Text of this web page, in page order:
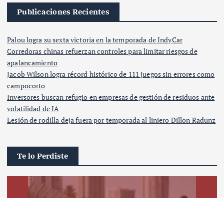
Publicaciones Recientes
Palou logra su sexta victoria en la temporada de IndyCar
Corredoras chinas refuerzan controles para limitar riesgos de
apalancamiento
Jacob Wilson logra récord histórico de 111 juegos sin errores como
campocorto
Inversores buscan refugio en empresas de gestión de residuos ante
volatilidad de IA
Lesión de rodilla deja fuera por temporada al liniero Dillon Radunz
Te lo Perdiste